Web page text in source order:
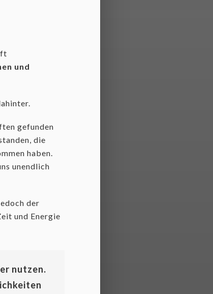
und
gefunden
die
haben.
unendlich
der
und Energie
nutzen.